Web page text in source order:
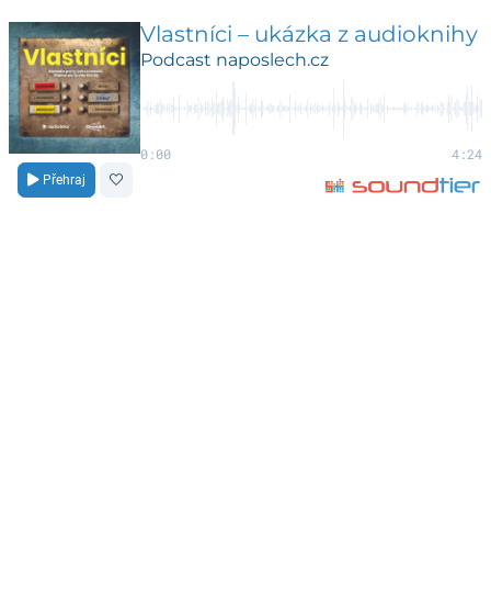
Přehraj
Vlastníci – ukázka z audioknihy
Podcast naposlech.cz
0:00 4:24